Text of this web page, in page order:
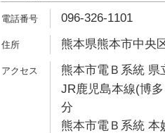
096-326-1101
熊本県熊本市中央
熊本市電Ｂ系統 県
JR鹿児島本線(博
分
熊本市電Ｂ系統 本